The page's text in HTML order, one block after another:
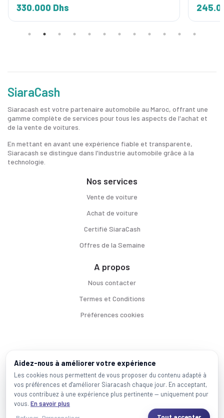
330.000 Dhs
SiaraCash
Siaracash est votre partenaire automobile au Maroc, offrant une
gamme complète de services pour tous les aspects de l'achat et
de la vente de voitures.
En mettant en avant une expérience fiable et transparente,
Siaracash se distingue dans l'industrie automobile grâce à la
technologie.
Nos services
Vente de voiture
Achat de voiture
Certifié SiaraCash
Offres de la Semaine
A propos
Nous contacter
Termes et Conditions
Préférences cookies
Voitures par ville
Casablanca | | Mohammadia |Salé | |
Marques populaires
Mercedes| |Volkswagen | Renault Toyota Peugeot
Aidez-nous à améliorer votre expérience
Les cookies nous permettent de vous proposer du contenu adapté à
vos préférences et d'améliorer Siaracash chaque jour. En acceptant,
vous contribuez à une expérience plus pertinente — uniquement pour
vous. En savoir plus